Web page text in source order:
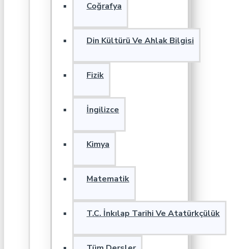
Coğrafya
Din Kültürü Ve Ahlak Bilgisi
Fizik
İngilizce
Kimya
Matematik
T.C. İnkılap Tarihi Ve Atatürkçülük